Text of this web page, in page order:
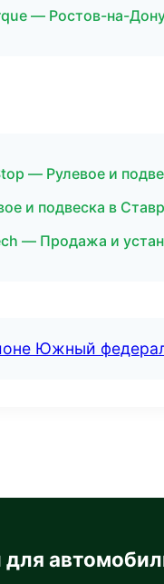
— Ростов-на-
— Рулевое и
и подвеска в
— Продажа и
Южный